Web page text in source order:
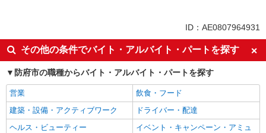
ボーナス・賞与あり
車通勤OK
交通費支給
社会保険あり
社員登用あり
ID：AE0807964931
その他の条件でバイト・アルバイト・パートを探す
防府市の職種からバイト・アルバイト・パートを探す
営業
飲食・フード
建築・設備・アクティブワーク
ドライバー・配達
ヘルス・ビューティー
イベント・キャンペーン・アミュ